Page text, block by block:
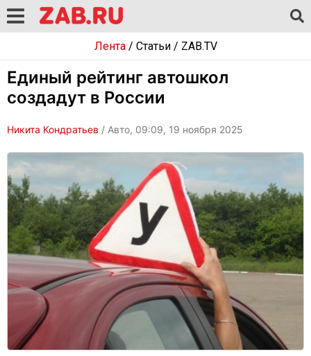
Лента/ Статьи/ ZAB.TV
Единый рейтинг автошкол
создадут в России
Никита Кондратьев / Авто, 09:09, 19 ноября 2025